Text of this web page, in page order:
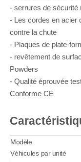
- serrures de sécurité
- Les cordes en acier
contre la chute
- Plaques de plate-
- revêtement de
Powders
- Qualité éprouvée
Conforme CE
Modèle
Véhicules par unité